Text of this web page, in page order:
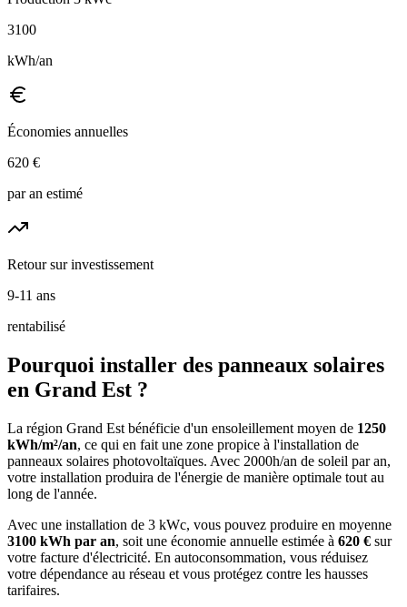
3100
kWh/an
Économies annuelles
620 €
par an estimé
Retour sur investissement
9-11 ans
rentabilisé
Pourquoi installer des panneaux solaires
en Grand Est ?
La région Grand Est bénéficie d'un ensoleillement moyen de 1250
kWh/m²/an, ce qui en fait une zone propice à l'installation de
panneaux solaires photovoltaïques. Avec 2000h/an de soleil par an,
votre installation produira de l'énergie de manière optimale tout au
long de l'année.
Avec une installation de 3 kWc, vous pouvez produire en moyenne
3100 kWh par an, soit une économie annuelle estimée à 620 € sur
votre facture d'électricité. En autoconsommation, vous réduisez
votre dépendance au réseau et vous protégez contre les hausses
tarifaires.